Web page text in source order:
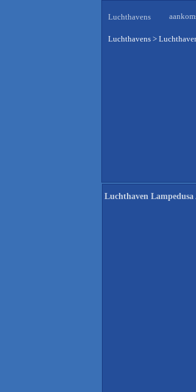
Luchthavens
Luchthavens >
Luchthaven